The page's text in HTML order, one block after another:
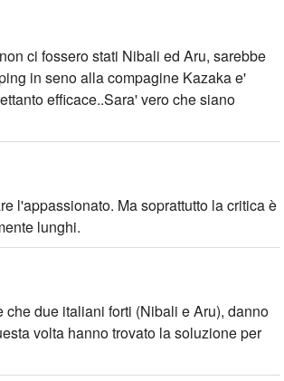
ci fossero stati Nibali ed Aru, sarebbe
in seno alla compagine Kazaka e'
efficace..Sara' vero che siano
l'appassionato. Ma soprattutto la critica è
lunghi.
due italiani forti (Nibali e Aru), danno
volta hanno trovato la soluzione per